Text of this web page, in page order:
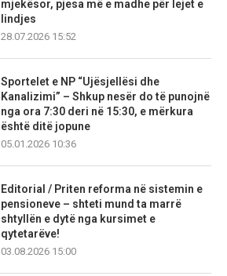
mjekësor, pjesa më e madhe për lejet e
lindjes
28.07.2026 15:52
Sportelet e NP “Ujësjellësi dhe
Kanalizimi” – Shkup nesër do të punojnë
nga ora 7:30 deri në 15:30, e mërkura
është ditë jopune
05.01.2026 10:36
Editorial / Priten reforma në sistemin e
pensioneve – shteti mund ta marrë
shtyllën e dytë nga kursimet e
qytetarëve!
03.08.2026 15:00